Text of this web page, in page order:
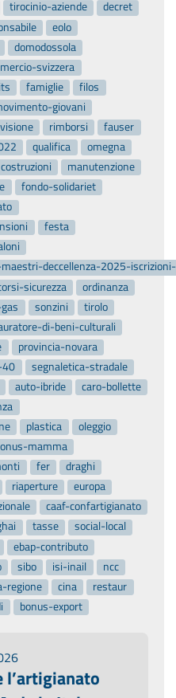
tirocinio-aziende
decret
eolo
domodossola
svizzera
its famiglie
filos
giovani
rimborsi
fauser
qualifica
omegna
costruzioni
manutenzione
fondo-solidariet
festa
deccellenza-2025-
sicurezza
ordinanza
sonzini
tirolo
di-beni-culturali
provincia-novara
40
segnaletica-stradale
auto-ibride
caro-bollette
plastica
oleggio
mamma
fer
draghi
riaperture
europa
caaf-confartigianato
tasse
social-local
ebap-contributo
sibo isi-inail
ncc
regione cina
restaur
bonus-export
l’artigianato